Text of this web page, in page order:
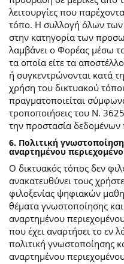
λειτουργίες που
τόπο. Η συλλογή όλων
στην κατηγορία των
λαμβάνει ο Φορέας μέσω
τα οποία είτε τα
ή συγκεντρώνονται κατά
χρήση του δικτυακού
πραγματοποιείται
τροποποιήσεις του Ν.
την προστασία
6. Πολιτική
αναρτημένου
Ο δικτυακός τόπος δεν
ανακατευθύνει τους
φιλοξενίας ψηφιακών
θέματα γνωστοποίησης
αναρτημένου
που έχει αναρτήσει το εν
πολιτική γνωστοποίησης
αναρτημένου